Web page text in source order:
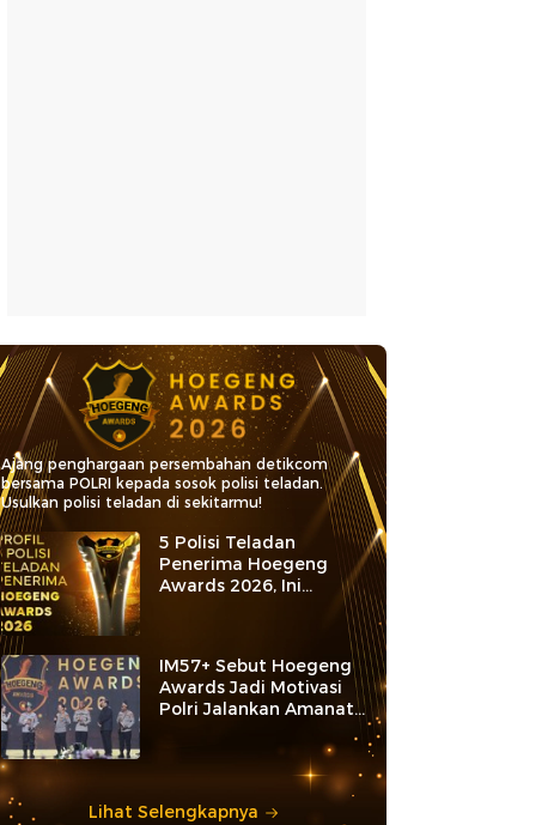
Ajang penghargaan persembahan detikcom
bersama POLRI kepada sosok polisi teladan.
Usulkan polisi teladan di sekitarmu!
5 Polisi Teladan
Penerima Hoegeng
Awards 2026, Ini
Kategori dan Kiprahnya
IM57+ Sebut Hoegeng
Awards Jadi Motivasi
Polri Jalankan Amanat
Lihat Selengkapnya